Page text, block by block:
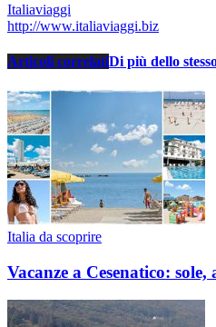
Italiaviaggi
http://www.italiaviaggi.biz
Articoli correlatiDi più dello
Italia da scoprire
Vacanze a Cesenatico: sole,